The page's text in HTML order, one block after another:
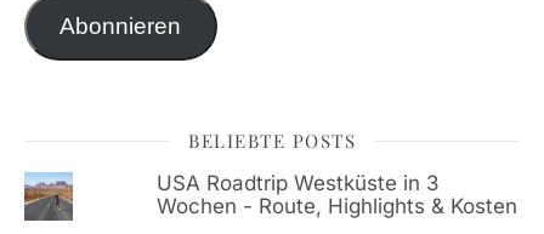
Abonnieren
BELIEBTE POSTS
USA Roadtrip Westküste in 3
Wochen - Route, Highlights & Kosten